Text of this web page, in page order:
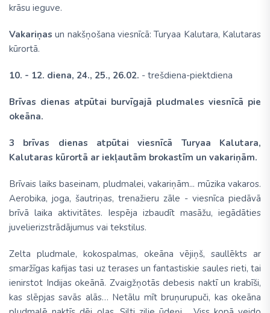
krāsu ieguve.
Vakariņas un nakšņošana viesnīcā: Turyaa Kalutara, Kalutaras
kūrortā.
10. - 12. diena, 24., 25., 26.02. - trešdiena-piektdiena
Brīvas dienas atpūtai burvīgajā pludmales viesnīcā pie
okeāna.
3 brīvas dienas atpūtai viesnīcā Turyaa Kalutara,
Kalutaras kūrortā ar iekļautām brokastīm un vakariņām.
Brīvais laiks baseinam, pludmalei, vakariņām... mūzika vakaros.
Aerobika, joga, šautriņas, trenažieru zāle - viesnīca piedāvā
brīvā laika aktivitātes. Iespēja izbaudīt masāžu, iegādāties
juvelierizstrādājumus vai tekstilus.
Zelta pludmale, kokospalmas, okeāna vējiņš, saullēkts ar
smaržīgas kafijas tasi uz terases un fantastiskie saules rieti, tai
ienirstot Indijas okeānā. Zvaigžņotās debesis naktī un krabīši,
kas slēpjas savās alās… Netālu mīt bruņurupuči, kas okeāna